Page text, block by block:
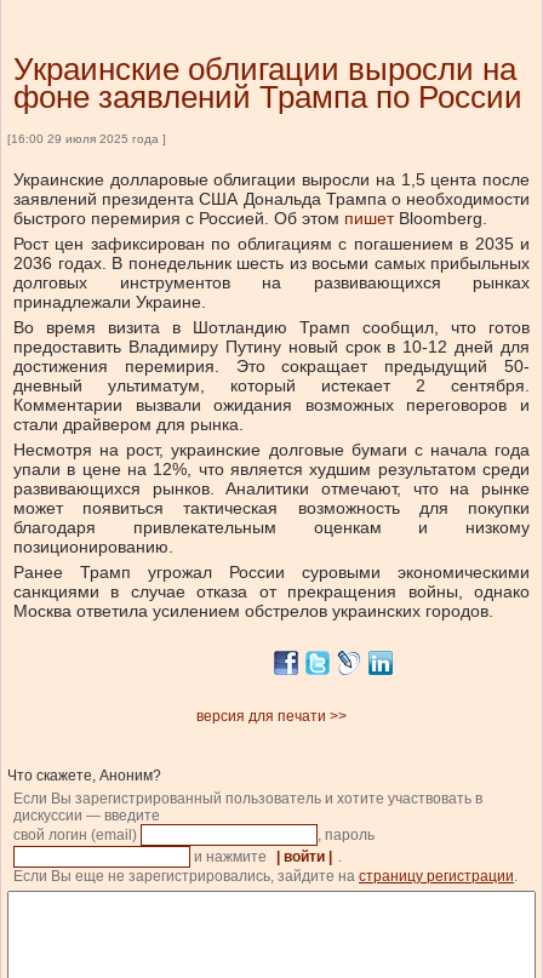
Украинские облигации выросли на
фоне заявлений Трампа по России
[16:00 29 июля 2025 года ]
Украинские долларовые облигации выросли на 1,5 цента после
заявлений президента США Дональда Трампа о необходимости
быстрого перемирия с Россией. Об этом пишетBloomberg.
Рост цен зафиксирован по облигациям с погашением в 2035 и
2036 годах. В понедельник шесть из восьми самых прибыльных
долговых инструментов на развивающихся рынках
принадлежали Украине.
Во время визита в Шотландию Трамп сообщил, что готов
предоставить Владимиру Путину новый срок в 10-12 дней для
достижения перемирия. Это сокращает предыдущий 50-
дневный ультиматум, который истекает 2 сентября.
Комментарии вызвали ожидания возможных переговоров и
стали драйвером для рынка.
Несмотря на рост, украинские долговые бумаги с начала года
упали в цене на 12%, что является худшим результатом среди
развивающихся рынков. Аналитики отмечают, что на рынке
может появиться тактическая возможность для покупки
благодаря привлекательным оценкам и низкому
позиционированию.
Ранее Трамп угрожал России суровыми экономическими
санкциями в случае отказа от прекращения войны, однако
Москва ответила усилением обстрелов украинских городов.
версия для печати >>
Что скажете, Аноним?
Если Вы зарегистрированный пользователь и хотите участвовать в
дискуссии — введите
свой логин (email)
, пароль
и нажмите
| войти |
.
Если Вы еще не зарегистрировались, зайдите на страницу регистрации.